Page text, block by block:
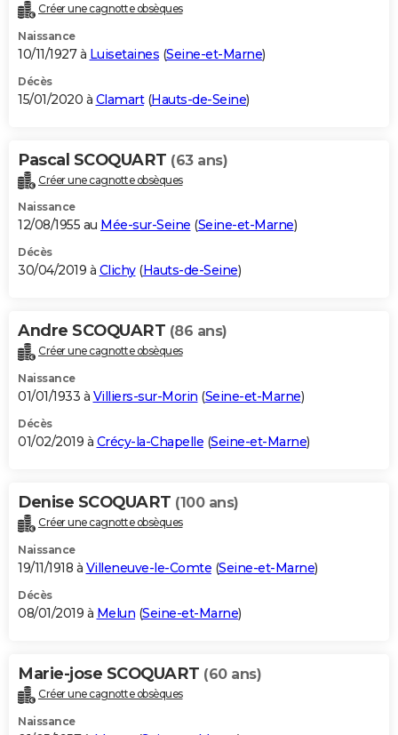
Créer une cagnotte obsèques
Naissance
10/11/1927 à Luisetaines (Seine-et-Marne)
Décès
15/01/2020 à Clamart(Hauts-de-Seine)
Pascal SCOQUART (63 ans)
Créer une cagnotte obsèques
Naissance
12/08/1955 au Mée-sur-Seine (Seine-et-Marne)
Décès
30/04/2019 à Clichy(Hauts-de-Seine)
Andre SCOQUART (86 ans)
Créer une cagnotte obsèques
Naissance
01/01/1933 à Villiers-sur-Morin (Seine-et-Marne)
Décès
01/02/2019 à Crécy-la-Chapelle (Seine-et-Marne)
Denise SCOQUART (100 ans)
Créer une cagnotte obsèques
Naissance
19/11/1918 à Villeneuve-le-Comte (Seine-et-Marne)
Décès
08/01/2019 à Melun (Seine-et-Marne)
Marie-jose SCOQUART (60 ans)
Créer une cagnotte obsèques
Naissance